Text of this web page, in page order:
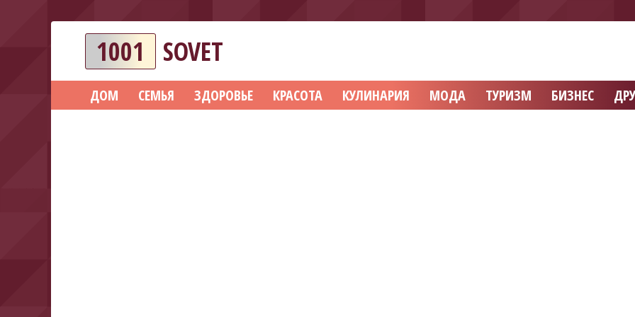
1001 SOVET
ДОМ СЕМЬЯ ЗДОРОВЬЕ КРАСОТА КУЛИНАРИЯ МОДА ТУРИЗМ БИЗНЕС